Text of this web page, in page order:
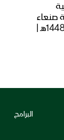
صنعاء
ومختلف المحافظات – 3 صفر 1448هـ |
البرامج